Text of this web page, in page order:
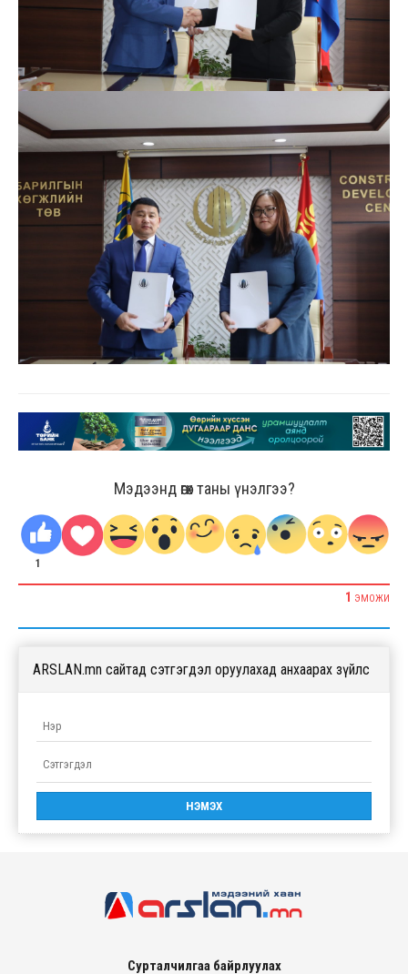
Мэдээнд өгөх таны үнэлгээ?
1
1 ЭМОЖИ
ARSLAN.mn сайтад сэтгэгдэл оруулахад анхаарах зүйлс
Сурталчилгаа байрлуулах